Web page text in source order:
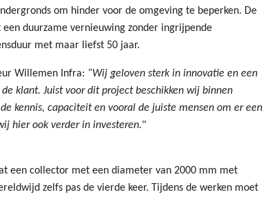
om hinder voor de omgeving te beperken. De
duurzame vernieuwing zonder ingrijpende
met maar liefst 50 jaar.
Willemen Infra: “Wij geloven sterk in innovatie en een
klant. Juist voor dit project beschikken wij binnen
kennis, capaciteit en vooral de juiste mensen om er een
hier ook verder in investeren."
een collector met een diameter van 2000 mm met
zelfs pas de vierde keer. Tijdens de werken moet